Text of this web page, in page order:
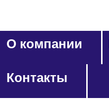
О компании
Контакты